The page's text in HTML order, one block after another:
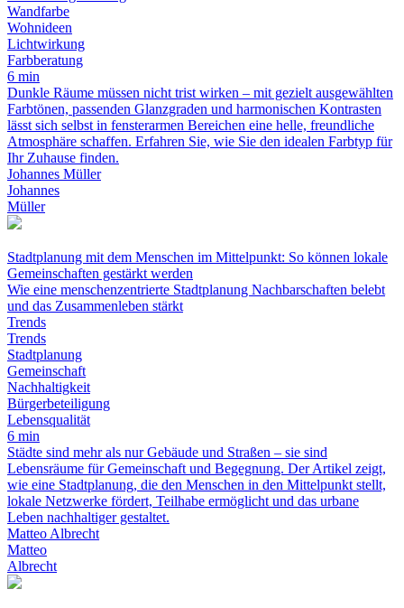
Wandfarbe
Wohnideen
Lichtwirkung
Farbberatung
6 min
Dunkle Räume müssen nicht trist wirken – mit gezielt ausgewählten
Farbtönen, passenden Glanzgraden und harmonischen Kontrasten
lässt sich selbst in fensterarmen Bereichen eine helle, freundliche
Atmosphäre schaffen. Erfahren Sie, wie Sie den idealen Farbtyp für
Ihr Zuhause finden.
Johannes Müller
Johannes
Müller
Stadtplanung mit dem Menschen im Mittelpunkt: So können lokale
Gemeinschaften gestärkt werden
Wie eine menschenzentrierte Stadtplanung Nachbarschaften belebt
und das Zusammenleben stärkt
Trends
Trends
Stadtplanung
Gemeinschaft
Nachhaltigkeit
Bürgerbeteiligung
Lebensqualität
6 min
Städte sind mehr als nur Gebäude und Straßen – sie sind
Lebensräume für Gemeinschaft und Begegnung. Der Artikel zeigt,
wie eine Stadtplanung, die den Menschen in den Mittelpunkt stellt,
lokale Netzwerke fördert, Teilhabe ermöglicht und das urbane
Leben nachhaltiger gestaltet.
Matteo Albrecht
Matteo
Albrecht